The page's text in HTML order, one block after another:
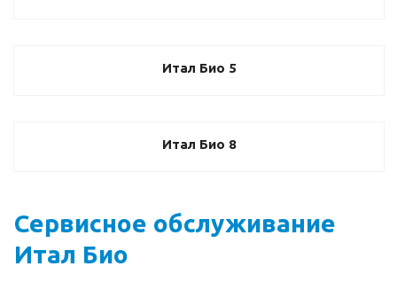
Итал Био 5
Итал Био 8
Сервисное обслуживание
Итал Био